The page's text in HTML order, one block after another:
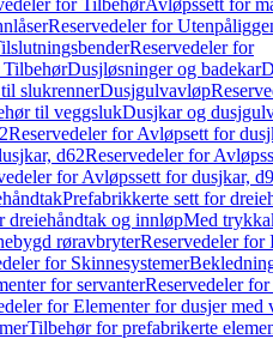
for TilbehørAvløpssett for
Reservedeler for
Reservedeler for
TilbehørDusjløsninger og badekar
slukrennerDusjgulvavløp
til veggslukDusjkar og
Reservedeler for Avløpsett for
d62Reservedeler for
for Avløpssett for dusjkar,
Prefabrikkerte sett for
dreiehåndtak og innløpMed
røravbryterReservedeler for
for Skinnesystemer
for servanterReservedeler
for Elementer for dusjer med
Tilbehør for prefabrikerte